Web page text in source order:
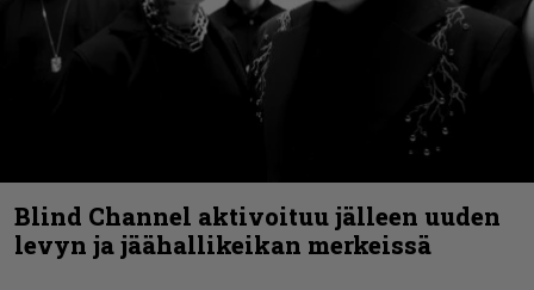
Blind Channel aktivoituu jälleen uuden
levyn ja jäähallikeikan merkeissä